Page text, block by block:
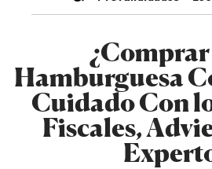
Hamburguesa
Cuidado Con
Fiscales,